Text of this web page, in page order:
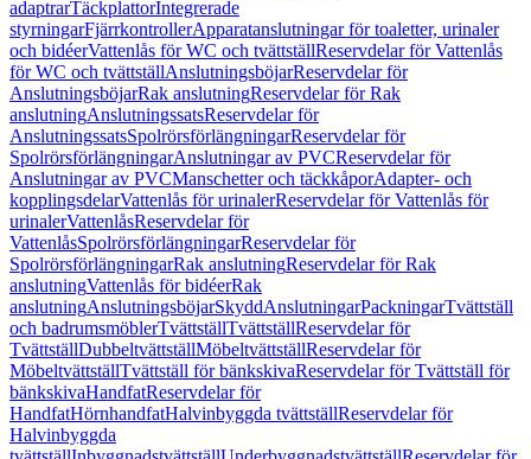
adaptrarTäckplattorIntegrerade
styrningarFjärrkontrollerApparatanslutningar för toaletter, urinaler
och bidéerVattenlås för WC och tvättställReservdelar för Vattenlås
för WC och tvättställAnslutningsböjarReservdelar för
AnslutningsböjarRak anslutningReservdelar för Rak
anslutningAnslutningssatsReservdelar för
AnslutningssatsSpolrörsförlängningarReservdelar för
SpolrörsförlängningarAnslutningar av PVCReservdelar för
Anslutningar av PVCManschetter och täckkåporAdapter- och
kopplingsdelarVattenlås för urinalerReservdelar för Vattenlås för
urinalerVattenlåsReservdelar för
VattenlåsSpolrörsförlängningarReservdelar för
SpolrörsförlängningarRak anslutningReservdelar för Rak
anslutningVattenlås för bidéerRak
anslutningAnslutningsböjarSkyddAnslutningarPackningarTvättställ
och badrumsmöblerTvättställTvättställReservdelar för
TvättställDubbeltvättställMöbeltvättställReservdelar för
MöbeltvättställTvättställ för bänkskivaReservdelar för Tvättställ för
bänkskivaHandfatReservdelar för
HandfatHörnhandfatHalvinbyggda tvättställReservdelar för
Halvinbyggda